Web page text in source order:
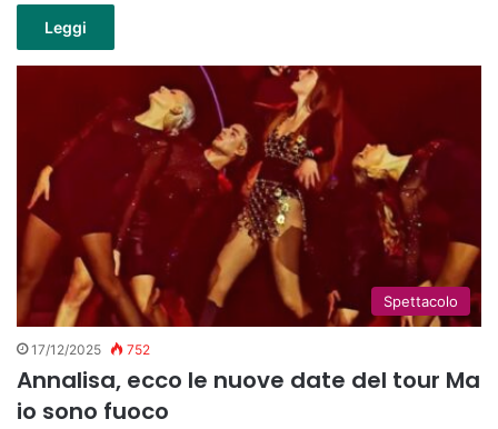
Leggi
Spettacolo
17/12/2025 752
Annalisa, ecco le nuove date del tour Ma
io sono fuoco